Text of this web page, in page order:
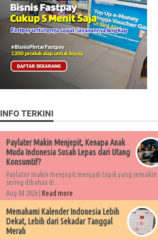
INFO TERKINI
Paylater Makin Menjepit, Kenapa Anak
Muda Indonesia Susah Lepas dari Utang
Konsumtif?
Paylater makin menjepit menjadi topik yang semakin
sering dibahas di...
Aug 04 2026 | Read more
Memahami Kalender Indonesia Lebih
Dekat, Lebih dari Sekadar Tanggal
Merah